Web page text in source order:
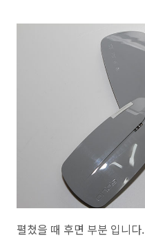
펼쳤을 때 후면 부분 입니다.